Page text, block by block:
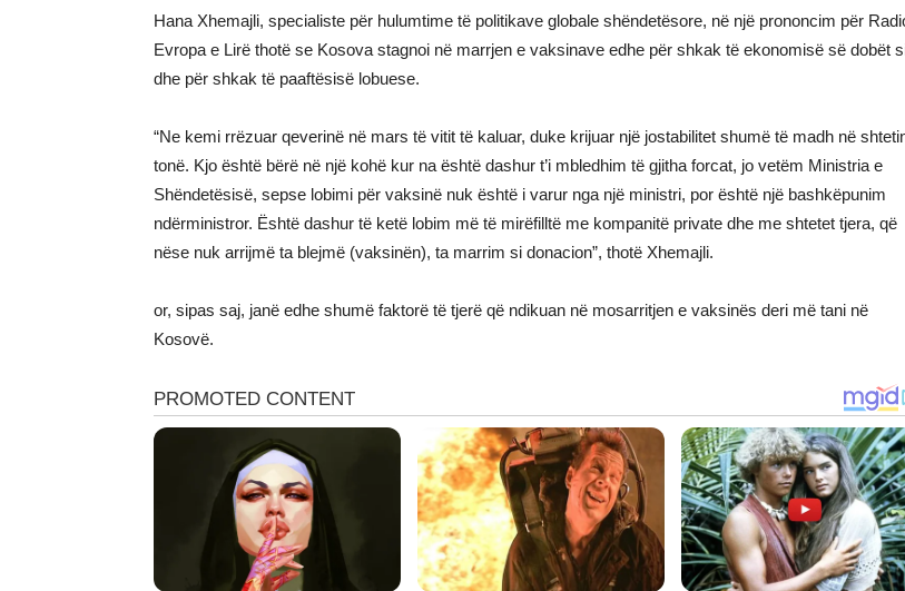
Hana Xhemajli, specialiste për hulumtime të politikave globale shëndetësore, në një prononcim për
Evropa e Lirë thotë se Kosova stagnoi në marrjen e vaksinave edhe për shkak të ekonomisë së dobët
dhe për shkak të paaftësisë lobuese.
“Ne kemi rrëzuar qeverinë në mars të vitit të kaluar, duke krijuar një jostabilitet shumë të madh në
tonë. Kjo është bërë në një kohë kur na është dashur t’i mbledhim të gjitha forcat, jo vetëm Ministria e
Shëndetësisë, sepse lobimi për vaksinë nuk është i varur nga një ministri, por është një bashkëpunim
ndërministror. Është dashur të ketë lobim më të mirëfilltë me kompanitë private dhe me shtetet tjera, që
nëse nuk arrijmë ta blejmë (vaksinën), ta marrim si donacion”, thotë Xhemajli.
or, sipas saj, janë edhe shumë faktorë të tjerë që ndikuan në mosarritjen e vaksinës deri më tani në
Kosovë.